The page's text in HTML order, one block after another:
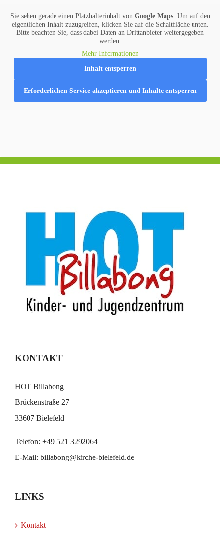
Sie sehen gerade einen Platzhalterinhalt von Google Maps. Um auf den
eigentlichen Inhalt zuzugreifen, klicken Sie auf die Schaltfläche unten.
Bitte beachten Sie, dass dabei Daten an Drittanbieter weitergegeben
werden.
Mehr Informationen
Inhalt entsperren
Erforderlichen Service akzeptieren und Inhalte entsperren
KONTAKT
HOT Billabong
Brückenstraße 27
33607 Bielefeld
Telefon: +49 521 3292064
E-Mail: billabong@kirche-bielefeld.de
LINKS
Kontakt